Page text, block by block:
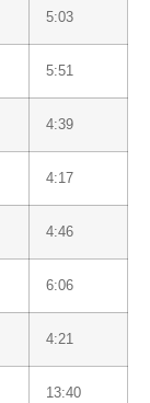
5:03
5:51
4:39
4:17
4:46
6:06
4:21
13:40